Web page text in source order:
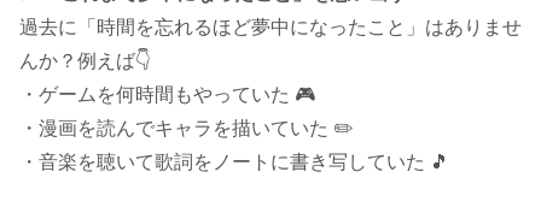
過去に「時間を忘れるほど夢中になったこと」はありませ
んか？例えば👇
・ゲームを何時間もやっていた 🎮
・漫画を読んでキャラを描いていた ✏️
・音楽を聴いて歌詞をノートに書き写していた 🎵